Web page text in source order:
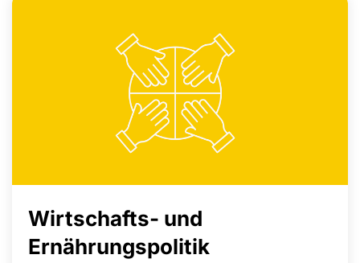
Wirtschafts- und
Ernährungspolitik